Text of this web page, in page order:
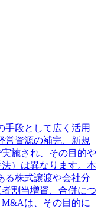
段として広く活用
営資源の補完、新規
施され、その目的や
）は異なります。本
る株式譲渡や会社分
割当増資、合併につ
は、その目的に